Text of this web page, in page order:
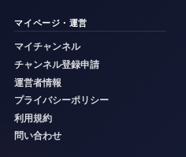
マイページ・運営
マイチャンネル
チャンネル登録申請
運営者情報
プライバシーポリシー
利用規約
問い合わせ